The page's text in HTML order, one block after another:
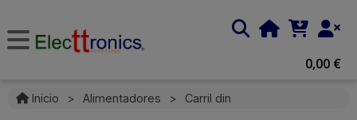
0,00 €
Inicio > Alimentadores > Carril din